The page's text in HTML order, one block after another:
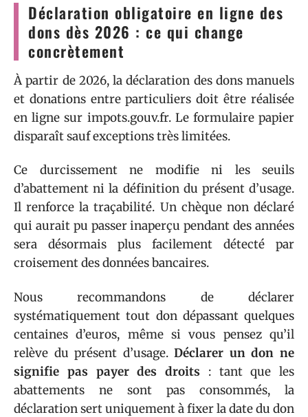
Déclaration obligatoire en ligne des
dons dès 2026 : ce qui change
concrètement
À partir de 2026, la déclaration des dons manuels
et donations entre particuliers doit être réalisée
en ligne sur impots.gouv.fr. Le formulaire papier
disparaît sauf exceptions très limitées.
Ce durcissement ne modifie ni les seuils
d’abattement ni la définition du présent d’usage.
Il renforce la traçabilité. Un chèque non déclaré
qui aurait pu passer inaperçu pendant des années
sera désormais plus facilement détecté par
croisement des données bancaires.
Nous recommandons de déclarer
systématiquement tout don dépassant quelques
centaines d’euros, même si vous pensez qu’il
relève du présent d’usage.Déclarer un don ne
signifie pas payer des droits : tant que les
abattements ne sont pas consommés, la
déclaration sert uniquement à fixer la date du don